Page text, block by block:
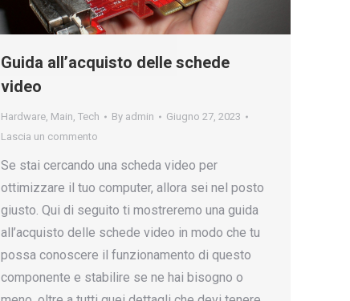
Guida all’acquisto delle schede
video
Hardware, Main, Tech By admin
Giugno 27, 2023
Lascia un commento
Se stai cercando una scheda video per
ottimizzare il tuo computer, allora sei nel posto
giusto. Qui di seguito ti mostreremo una guida
all’acquisto delle schede video in modo che tu
possa conoscere il funzionamento di questo
componente e stabilire se ne hai bisogno o